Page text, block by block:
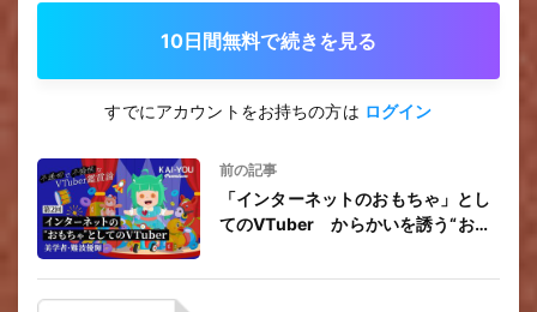
10日間無料で続きを見る
すでにアカウントをお持ちの方は ログイン
前の記事
「インターネットのおもちゃ」とし
てのVTuber からかいを誘う“おも